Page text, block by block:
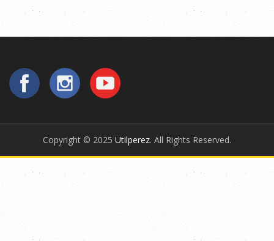
Copyright © 2025 Utilperez. All Rights Reserved.